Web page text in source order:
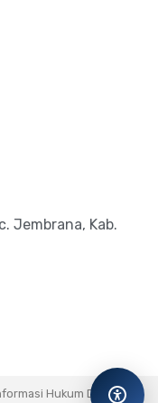
Jembrana, Kab.
Hukum DPRD